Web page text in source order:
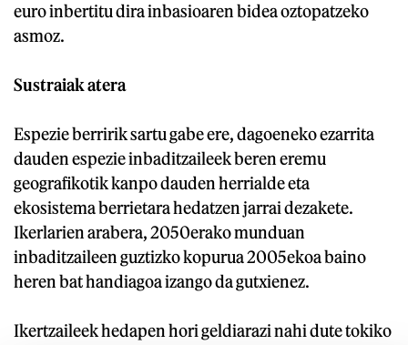
euro inbertitu dira inbasioaren bidea oztopatzeko
asmoz.
Sustraiak atera
Espezie berririk sartu gabe ere, dagoeneko ezarrita
dauden espezie inbaditzaileek beren eremu
geografikotik kanpo dauden herrialde eta
ekosistema berrietara hedatzen jarrai dezakete.
Ikerlarien arabera, 2050erako munduan
inbaditzaileen guztizko kopurua 2005ekoa baino
heren bat handiagoa izango da gutxienez.
Ikertzaileek hedapen hori geldiarazi nahi dute tokiko